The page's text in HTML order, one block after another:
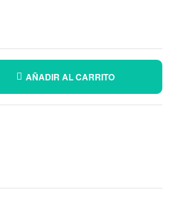
AÑADIR AL CARRITO